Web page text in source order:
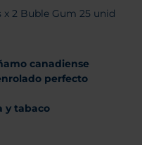
2 Buble Gum 25 unid
canadiense
perfecto
y tabaco